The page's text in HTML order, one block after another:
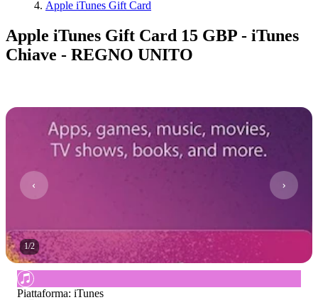
Apple iTunes Gift Card
Apple iTunes Gift Card 15 GBP - iTunes
Chiave - REGNO UNITO
1/2
Piattaforma: iTunes